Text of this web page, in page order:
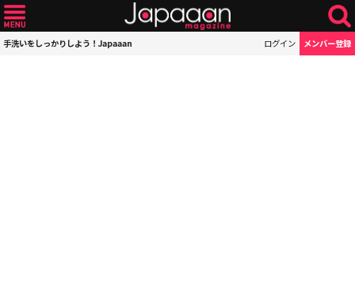
手洗いをしっかりしよう！Japaaan ログイン メンバー登録